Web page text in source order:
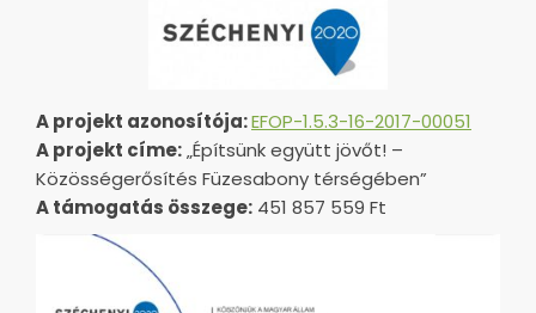
A projekt azonosítója:EFOP-1.5.3-16-2017-00051
A projekt címe:„Építsünk együtt jövőt! –
Közösségerősítés Füzesabony térségében”
A támogatás összege: 451 857 559 Ft